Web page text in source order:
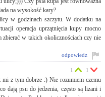
na wysokość kary?
w godzinach szczytu. W dodatku na
operacja uprzątnięcia kupy mocno
zbierać w takich okolicznościach czy nie
odpowiedz
z tym dobrze :) Nie rozumiem czemu
dają psu do jedzenia, często są lizani i
1 1